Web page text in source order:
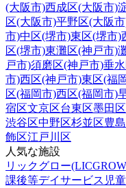
(大阪市)西成区(大阪市)
区(大阪市)平野区(大阪
市)中区(堺市)東区(堺市)
区(堺市)東灘区(神戸市)
戸市)須磨区(神戸市)垂
市)西区(神戸市)東区(福
区(福岡市)西区(福岡市)
宿区文京区台東区墨田区
渋谷区中野区杉並区豊
飾区江戸川区
人気な施設
リックグロー
課後等デイサービス 児